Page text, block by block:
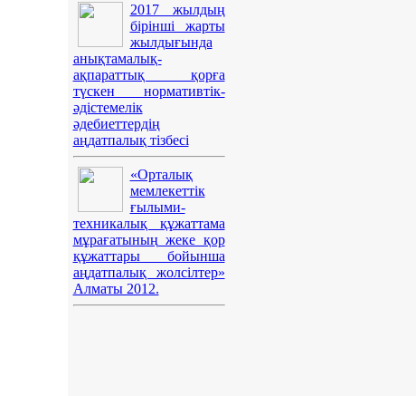
2017 жылдың
бірінші жарты
жылдығында
анықтамалық-
ақпараттық қорға
түскен нормативтік-
әдістемелік
әдебиеттердің
аңдатпалық тізбесі
«Орталық
мемлекеттік
ғылыми-
техникалық құжаттама
мұрағатының жеке қор
құжаттары бойынша
аңдатпалық жолсілтер»
Алматы 2012.